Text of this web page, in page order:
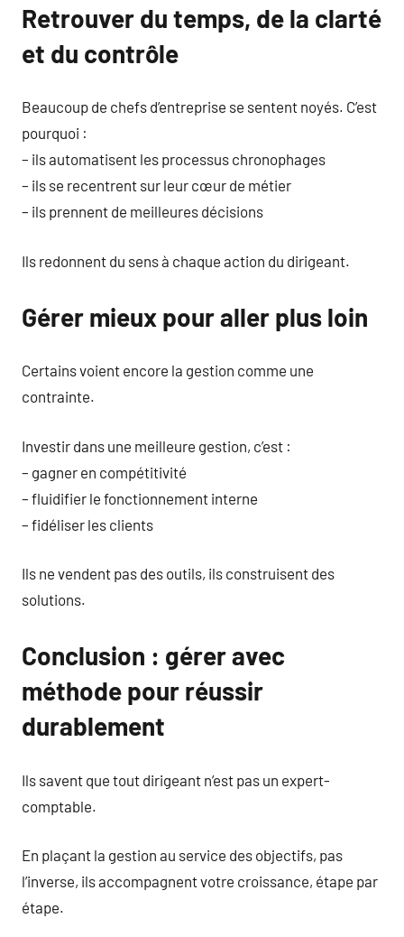
Retrouver du temps, de la clarté
et du contrôle
Beaucoup de chefs d’entreprise se sentent noyés. C’est
pourquoi :
– ils automatisent les processus chronophages
– ils se recentrent sur leur cœur de métier
– ils prennent de meilleures décisions
Ils redonnent du sens à chaque action du dirigeant.
Gérer mieux pour aller plus loin
Certains voient encore la gestion comme une
contrainte.
Investir dans une meilleure gestion, c’est :
– gagner en compétitivité
– fluidifier le fonctionnement interne
– fidéliser les clients
Ils ne vendent pas des outils, ils construisent des
solutions.
Conclusion : gérer avec
méthode pour réussir
durablement
Ils savent que tout dirigeant n’est pas un expert-
comptable.
En plaçant la gestion au service des objectifs, pas
l’inverse, ils accompagnent votre croissance, étape par
étape.